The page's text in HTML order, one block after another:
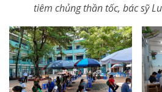
tiêm chủng thần tốc, bác sỹ